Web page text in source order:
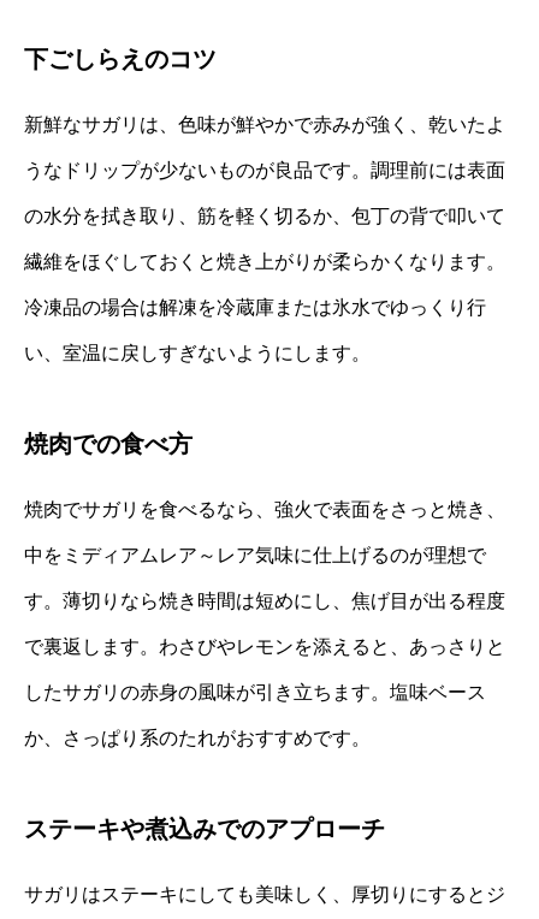
下ごしらえのコツ
新鮮なサガリは、色味が鮮やかで赤みが強く、乾いたよ
うなドリップが少ないものが良品です。調理前には表面
の水分を拭き取り、筋を軽く切るか、包丁の背で叩いて
繊維をほぐしておくと焼き上がりが柔らかくなります。
冷凍品の場合は解凍を冷蔵庫または氷水でゆっくり行
い、室温に戻しすぎないようにします。
焼肉での食べ方
焼肉でサガリを食べるなら、強火で表面をさっと焼き、
中をミディアムレア～レア気味に仕上げるのが理想で
す。薄切りなら焼き時間は短めにし、焦げ目が出る程度
で裏返します。わさびやレモンを添えると、あっさりと
したサガリの赤身の風味が引き立ちます。塩味ベース
か、さっぱり系のたれがおすすめです。
ステーキや煮込みでのアプローチ
サガリはステーキにしても美味しく、厚切りにするとジ